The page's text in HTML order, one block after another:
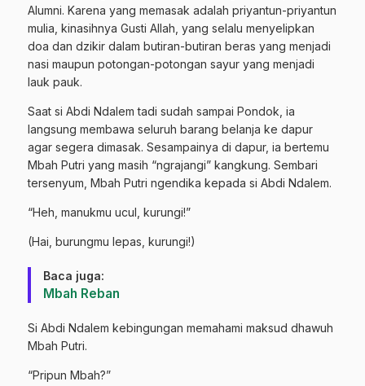
Alumni. Karena yang memasak adalah priyantun-priyantun
mulia, kinasihnya Gusti Allah, yang selalu menyelipkan
doa dan dzikir dalam butiran-butiran beras yang menjadi
nasi maupun potongan-potongan sayur yang menjadi
lauk pauk.
Saat si Abdi Ndalem tadi sudah sampai Pondok, ia
langsung membawa seluruh barang belanja ke dapur
agar segera dimasak. Sesampainya di dapur, ia bertemu
Mbah Putri yang masih “ngrajangi” kangkung. Sembari
tersenyum, Mbah Putri ngendika kepada si Abdi Ndalem.
“Heh, manukmu ucul, kurungi!”
(Hai, burungmu lepas, kurungi!)
Baca juga:
Mbah Reban
Si Abdi Ndalem kebingungan memahami maksud dhawuh
Mbah Putri.
“Pripun Mbah?”